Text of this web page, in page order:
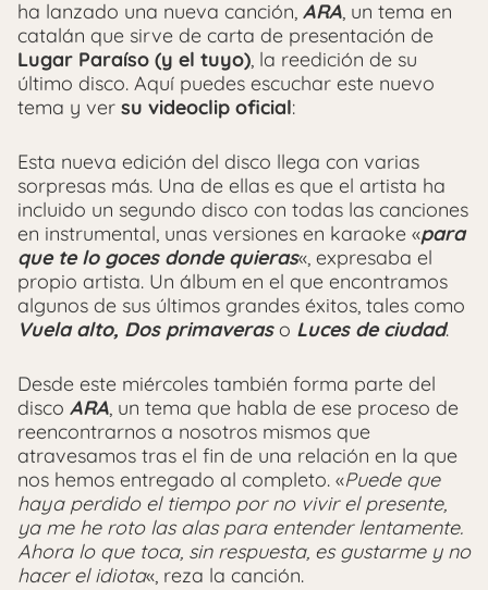
ha lanzado una nueva canción, ARA, un tema en
catalán que sirve de carta de presentación de
Lugar Paraíso (y el tuyo), la reedición de su
último disco. Aquí puedes escuchar este nuevo
tema y ver su videoclip oficial:
Esta nueva edición del disco llega con varias
sorpresas más. Una de ellas es que el artista ha
incluido un segundo disco con todas las canciones
en instrumental, unas versiones en karaoke «para
que te lo goces donde quieras«, expresaba el
propio artista. Un álbum en el que encontramos
algunos de sus últimos grandes éxitos, tales como
Vuela alto, Dos primaveraso Luces de ciudad.
Desde este miércoles también forma parte del
disco ARA, un tema que habla de ese proceso de
reencontrarnos a nosotros mismos que
atravesamos tras el fin de una relación en la que
nos hemos entregado al completo. «Puede que
haya perdido el tiempo por no vivir el presente,
ya me he roto las alas para entender lentamente.
Ahora lo que toca, sin respuesta, es gustarme y no
hacer el idiota«, reza la canción.